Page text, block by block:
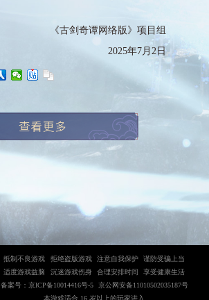
《古剑奇谭网络版》项目组
2025年7月2日
抵制不良游戏 拒绝盗版游戏 注意自我保护
谨防受骗上当
适度游戏益脑
沉迷游戏伤身 合理安排时间
享受健康生活
备案号：京ICP备10014416号-5
京公网安备11010502035187号
本游戏适合 16 岁以上的玩家进入